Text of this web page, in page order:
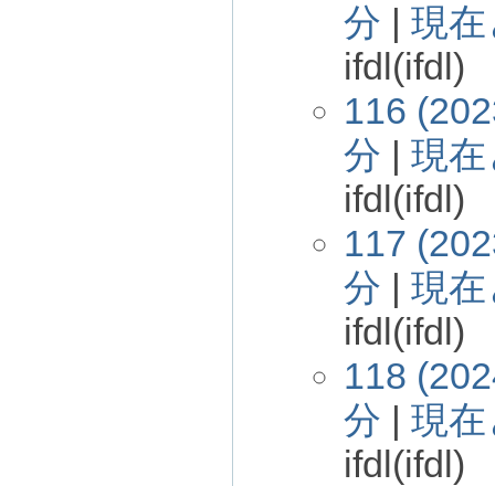
分 | 現
ifdl(ifdl)
116
分 | 現
ifdl(ifdl)
117
分 | 現
ifdl(ifdl)
118
分 | 現
ifdl(ifdl)